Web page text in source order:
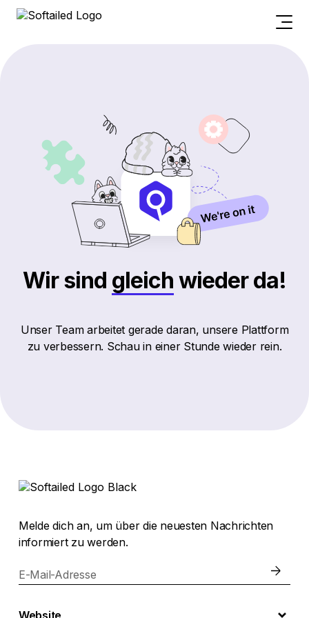
Wir sind gleich wieder da!
Unser Team arbeitet gerade daran, unsere Plattform
zu verbessern. Schau in einer Stunde wieder rein.
Melde dich an, um über die neuesten Nachrichten
informiert zu werden.
E-Mail-Adresse
Website